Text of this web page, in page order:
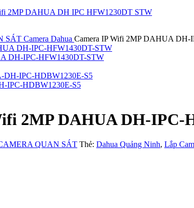
SÁT Camera Dahua Camera IP Wifi 2MP DAHUA DH-
DH-IPC-HFW1430DT-STW
IPC-HDBW1230E-S5
2MP DAHUA DH-IPC-
QUAN SÁT Thẻ: Dahua Quảng Ninh, Lắp